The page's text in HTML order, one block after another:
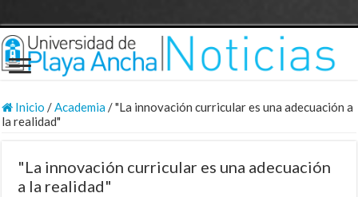
Inicio /Academia/"La innovación curricular es una adecuación a
la realidad"
"La innovación curricular es una adecuación
a la realidad"